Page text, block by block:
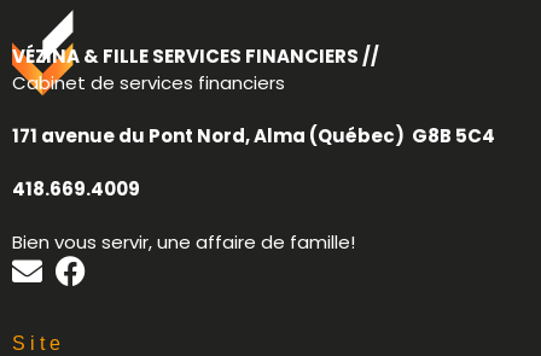
VÉZINA & FILLE SERVICES FINANCIERS //
Cabinet de services financiers
171 avenue du Pont Nord, Alma (Québec) G8B 5C4
418.669.4009
Bien vous servir, une affaire de famille!
Site